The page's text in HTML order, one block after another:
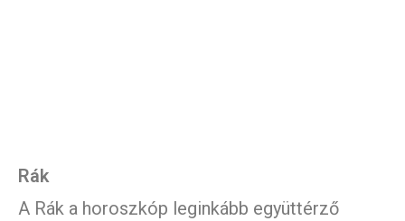
Rák
A Rák a horoszkóp leginkább együttérző